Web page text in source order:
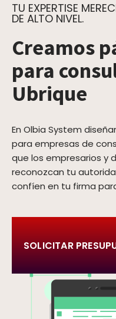
TU EXPERTISE
DE ALTO NIVEL.
Creamos
para
Ubrique
En Olbia System
para empresas de
que los empresarios y
reconozcan tu
confíen en tu firma
SOLICITAR